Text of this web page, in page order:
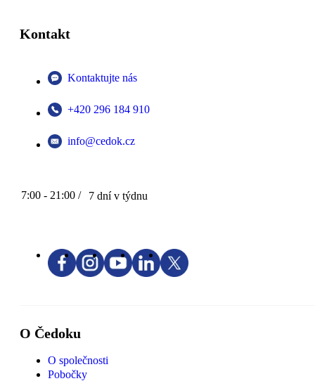
Kontakt
Kontaktujte nás
+420 296 184 910
info@cedok.cz
7:00 - 21:00 / 7 dní v týdnu
O Čedoku
O společnosti
Pobočky